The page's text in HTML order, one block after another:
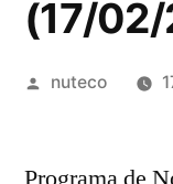
(17/
Publicada
nuteco